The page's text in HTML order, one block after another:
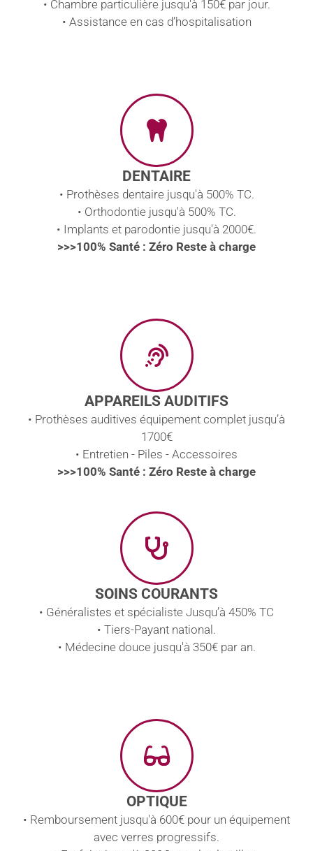
• Chambre particulière jusqu'à 150€ par jour.
• Assistance en cas d’hospitalisation
DENTAIRE
• Prothèses dentaire jusqu'à 500% TC.
• Orthodontie jusqu'à 500% TC.
• Implants et parodontie jusqu'à 2000€.
>>>100% Santé : Zéro Reste à charge
APPAREILS AUDITIFS
• Prothèses auditives équipement complet jusqu’à
1700€
• Entretien - Piles - Accessoires
>>>100% Santé : Zéro Reste à charge
SOINS COURANTS
• Généralistes et spécialiste Jusqu’à 450% TC
• Tiers-Payant national.
• Médecine douce jusqu'à 350€ par an.
OPTIQUE
• Remboursement jusqu'à 600€ pour un équipement
avec verres progressifs.